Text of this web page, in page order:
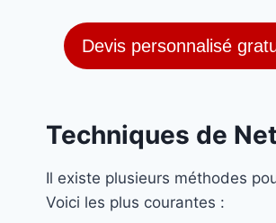
Devis personnalisé
Techniques de
Il existe plusieurs méthodes
Voici les plus courantes :